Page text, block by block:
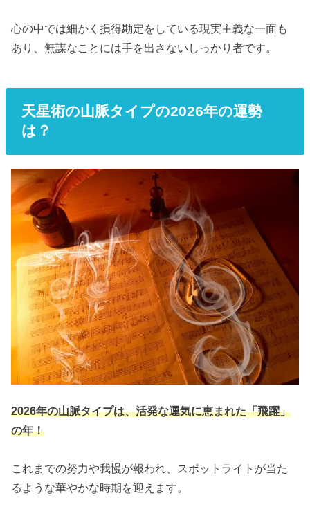
心の中では細かく損得勘定をしている現実主義な一面も
あり、無謀なことには手を出さないしっかり者です。
天星術の山脈タイプの2026年の運勢
は？
2026年の山脈タイプは、活発な運気に恵まれた「飛躍」
の年！
これまでの努力や我慢が報われ、スポットライトが当た
るような華やかな時期を迎えます。